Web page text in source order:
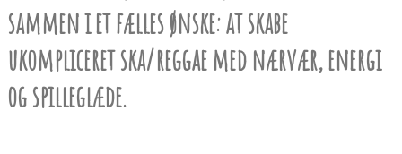
sammen i et fælles ønske: at skabe
ukompliceret ska/reggae med nærvær, energi
og spilleglæde.